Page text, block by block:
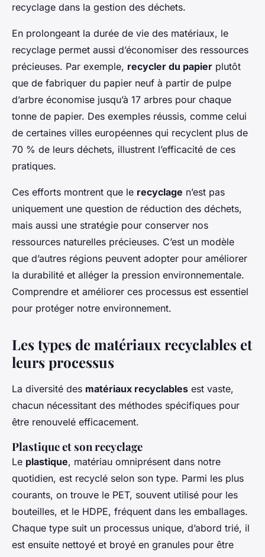
recyclage dans la gestion des déchets.
En prolongeant la durée de vie des matériaux, le
recyclage permet aussi d’économiser des ressources
précieuses. Par exemple, recycler du papier plutôt
que de fabriquer du papier neuf à partir de pulpe
d’arbre économise jusqu’à 17 arbres pour chaque
tonne de papier. Des exemples réussis, comme celui
de certaines villes européennes qui recyclent plus de
70 % de leurs déchets, illustrent l’efficacité de ces
pratiques.
Ces efforts montrent que le recyclage n’est pas
uniquement une question de réduction des déchets,
mais aussi une stratégie pour conserver nos
ressources naturelles précieuses. C’est un modèle
que d’autres régions peuvent adopter pour améliorer
la durabilité et alléger la pression environnementale.
Comprendre et améliorer ces processus est essentiel
pour protéger notre environnement.
Les types de matériaux recyclables et
leurs processus
La diversité des matériaux recyclables est vaste,
chacun nécessitant des méthodes spécifiques pour
être renouvelé efficacement.
Plastique et son recyclage
Le plastique, matériau omniprésent dans notre
quotidien, est recyclé selon son type. Parmi les plus
courants, on trouve le PET, souvent utilisé pour les
bouteilles, et le HDPE, fréquent dans les emballages.
Chaque type suit un processus unique, d’abord trié, il
est ensuite nettoyé et broyé en granules pour être